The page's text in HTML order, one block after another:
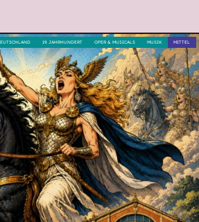
MITTEL
MUSIK
OPER & MUSICALS
19. JAHRHUNDERT